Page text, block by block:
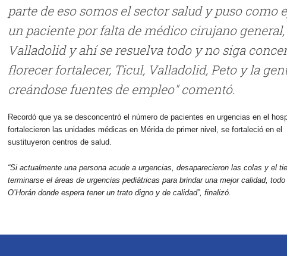
parte de eso somos el sector salud y puso
un paciente por falta de médico cirujano
Valladolid y ahí se resuelva todo y no siga
florecer fortalecer, Ticul, Valladolid, Peto y la
creándose fuentes de empleo" comentó.
Recordó que ya se desconcentró el número de pacientes en urgencias en el
fortalecieron las unidades médicas en Mérida de primer nivel, se fortaleció en el
sustituyeron centros de salud.
“Si actualmente una persona acude a urgencias, desaparecieron las colas y el
terminarse el áreas de urgencias pediátricas para brindar una mejor calidad,
O’Horán donde espera tener un trato digno y de calidad”, finalizó.